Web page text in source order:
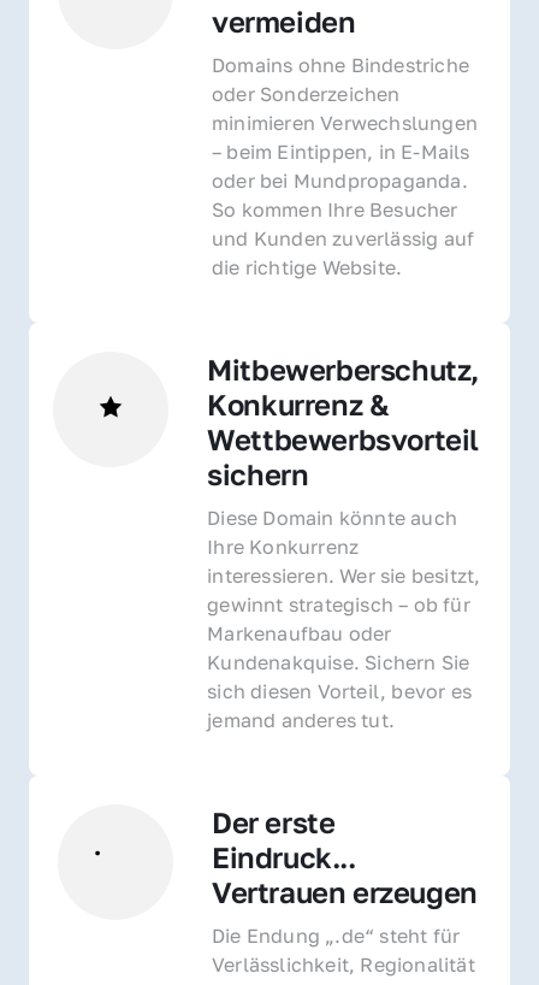
vermeiden
Domains ohne Bindestriche
oder Sonderzeichen
minimieren Verwechslungen
– beim Eintippen, in E-Mails
oder bei Mundpropaganda.
So kommen Ihre Besucher
und Kunden zuverlässig auf
die richtige Website.
Mitbewerberschutz,
Konkurrenz &
Wettbewerbsvorteil
sichern
Diese Domain könnte auch
Ihre Konkurrenz
interessieren. Wer sie besitzt,
gewinnt strategisch – ob für
Markenaufbau oder
Kundenakquise. Sichern Sie
sich diesen Vorteil, bevor es
jemand anderes tut.
Der erste
Eindruck...
Vertrauen erzeugen
Die Endung „.de“ steht für
Verlässlichkeit, Regionalität